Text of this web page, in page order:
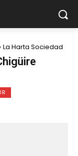
La Harta Sociedad